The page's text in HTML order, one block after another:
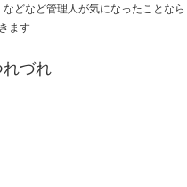
どなど管理人が気になったことなら
ます
れづれ